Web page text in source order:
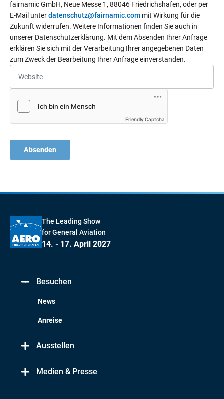
fairnamic GmbH, Neue Messe 1, 88046 Friedrichshafen, oder per
E-Mail unterdatenschutz@fairnamic.com mit Wirkung für die
Zukunft widerrufen. Weitere Informationen finden Sie auch in
unserer Datenschutzerklärung. Mit dem Absenden Ihrer Anfrage
erklären Sie sich mit der Verarbeitung Ihrer angegebenen Daten
zum Zweck der Bearbeitung Ihrer Anfrage einverstanden.
Friendly Captcha
Absenden
The Leading Show
for General Aviation
14. - 17. April 2027
Besuchen
News
Anreise
Ausstellen
Medien & Presse